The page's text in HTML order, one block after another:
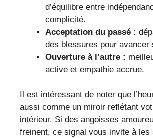
d’équilibre entre
complicité.
Acceptation du passé :
des blessures pour avancer
Ouverture à l’autre :
active et empathie accrue.
Il est intéressant de noter que
aussi comme un miroir reflétant
intérieur. Si des angoisses
freinent, ce signal vous invite à les